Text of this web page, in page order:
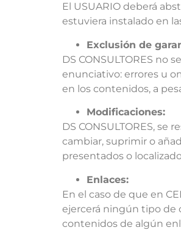
El USUARIO deberá
estuviera instalado en
Exclusión de
DS CONSULTORES
enunciativo: errores u
en los contenidos, a
Modificaciones:
DS CONSULTORES,
cambiar, suprimir o
presentados o
Enlaces:
En el caso de que en
ejercerá ningún tipo de
contenidos de algún